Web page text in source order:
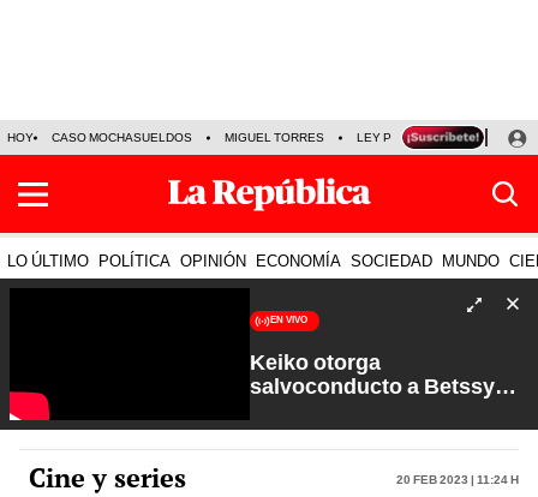
HOY CASO MOCHASUELDOS MIGUEL TORRES LEY PULPÍN PRECIO DEL
LO ÚLTIMO POLÍTICA OPINIÓN ECONOMÍA SOCIEDAD MUNDO
EN VIVO
Keiko otorga
salvoconducto a Betssy
Petroperú | Sin Guion con
Rosa María Palacios
Cine y series 20 Feb 2023 | 11:24 h